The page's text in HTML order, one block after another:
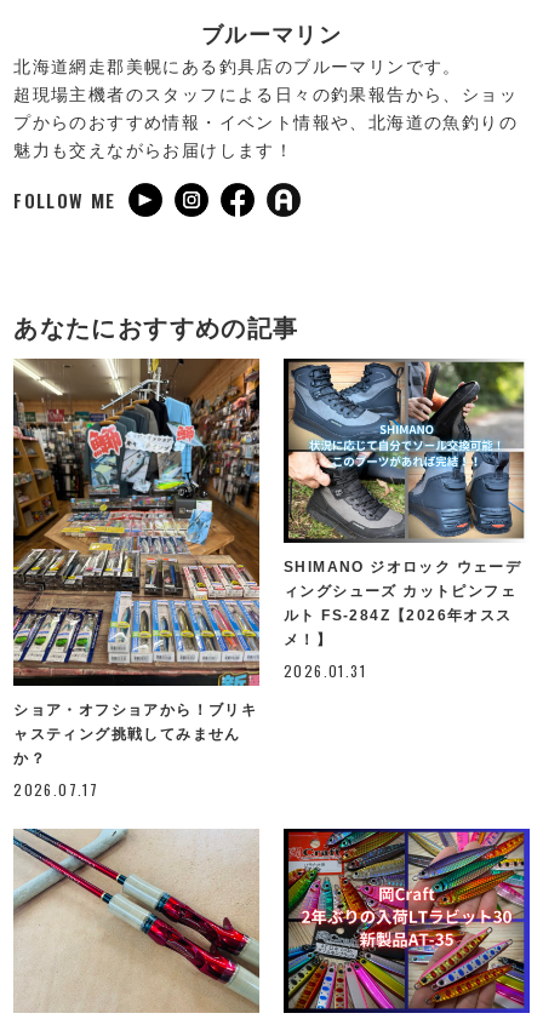
ブルーマリン
北海道網走郡美幌にある釣具店のブルーマリンです。
超現場主機者のスタッフによる日々の釣果報告から、ショッ
プからのおすすめ情報・イベント情報や、北海道の魚釣りの
魅力も交えながらお届けします！
FOLLOW ME
あなたにおすすめの記事
ショア・オフショアから！ブリキ
ャスティング挑戦してみません
か？
2026.07.17
SHIMANO ジオロック ウェーデ
ィングシューズ カットピンフェ
ルト FS-284Z【2026年オスス
メ！】
2026.01.31